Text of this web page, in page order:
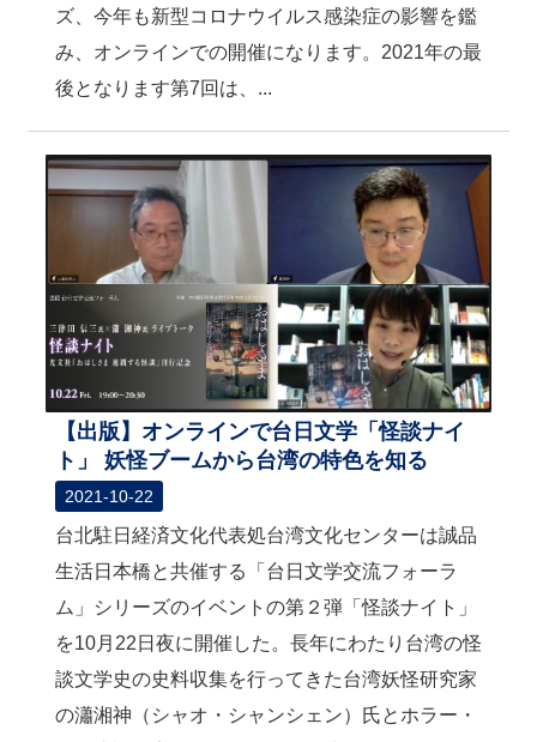
ズ、今年も新型コロナウイルス感染症の影響を鑑
み、オンラインでの開催になります。2021年の最
後となります第7回は、...
【出版】オンラインで台日文学「怪談ナイ
ト」 妖怪ブームから台湾の特色を知る
2021-10-22
台北駐日経済文化代表処台湾文化センターは誠品
生活日本橋と共催する「台日文学交流フォーラ
ム」シリーズのイベントの第２弾「怪談ナイト」
を10月22日夜に開催した。長年にわたり台湾の怪
談文学史の史料収集を行ってきた台湾妖怪研究家
の瀟湘神（シャオ・シャンシェン）氏とホラー・